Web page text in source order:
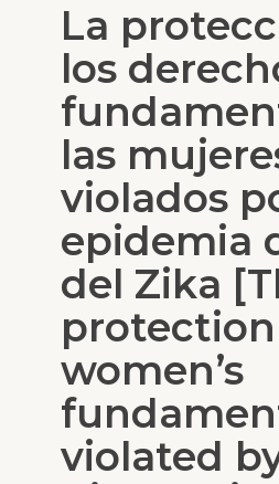
La
los
las
violados
epidemia
del Zika
women’s
violated